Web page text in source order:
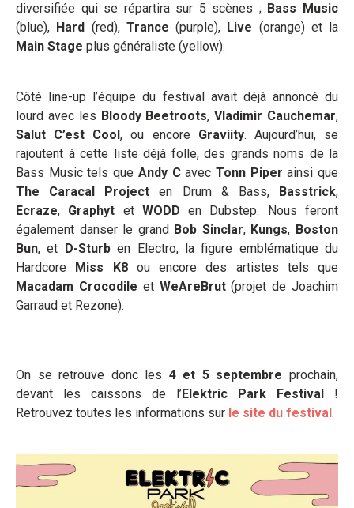
diversifiée qui se répartira sur 5 scènes ; Bass Music
(blue), Hard (red), Trance (purple), Live (orange) et la
Main Stage plus généraliste (yellow).
Côté line-up l’équipe du festival avait déjà annoncé du
lourd avec les Bloody Beetroots,Vladimir Cauchemar,
Salut C’est Cool, ou encore Graviity. Aujourd’hui, se
rajoutent à cette liste déjà folle, des grands noms de la
Bass Music tels que Andy Cavec Tonn Piper ainsi que
The Caracal Project en Drum & Bass, Basstrick,
Ecraze, Graphyt et WODD en Dubstep. Nous feront
également danser le grand Bob Sinclar, Kungs, Boston
Bun, et D-Sturben Electro, la figure emblématique du
Hardcore
Miss K8ou encore des artistes tels que
Macadam Crocodile et WeAreBrut(projet de Joachim
Garraud et Rezone).
On se retrouve donc les 4 et 5 septembre prochain,
devant les caissons de l’Elektric Park Festival !
Retrouvez toutes les informations sur le site du festival .